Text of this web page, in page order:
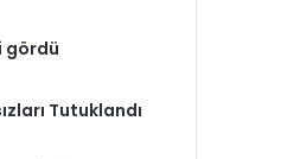
gördü
Tutuklandı